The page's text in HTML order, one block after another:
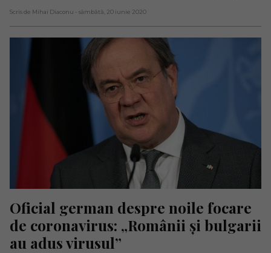
Scris de Mihai Diaconu - sâmbătă, 20 iunie 2020
Oficial german despre noile focare
de coronavirus: „Românii și bulgarii
au adus virusul”